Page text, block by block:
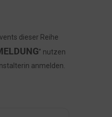
dieser Reihe
” nutzen
anmelden.